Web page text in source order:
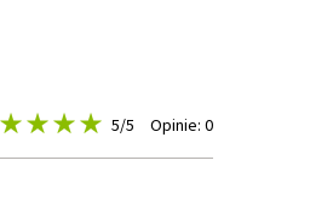
5/5 Opinie: 0